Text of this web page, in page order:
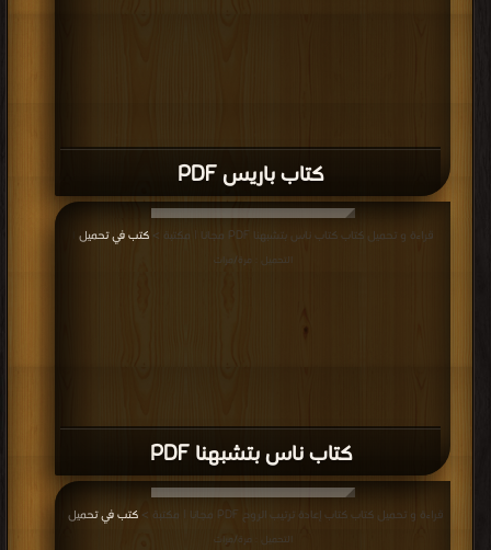
كتاب باريس PDF
كتاب ناس بتشبهنا PDF
قراءة و تحميل كتاب كتاب ناس بتشبهنا PDF مجانا | مكتبة > كتب في تحميل
التحميل : مرة/مرات
قراءة و تحميل كتاب كتاب إعادة ترتيب الروح PDF مجانا | مكتبة > كتب في تحميل
التحميل : مرة/مرات